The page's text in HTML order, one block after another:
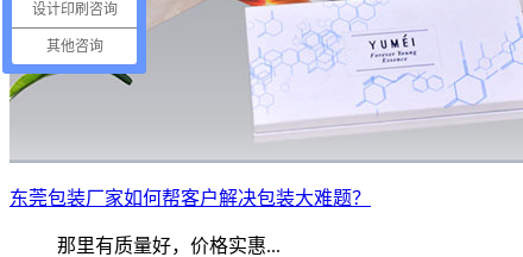
东莞包装厂家如何帮客户解决包装大难题？
那里有质量好，价格实惠...
设计印刷咨询
其他咨询